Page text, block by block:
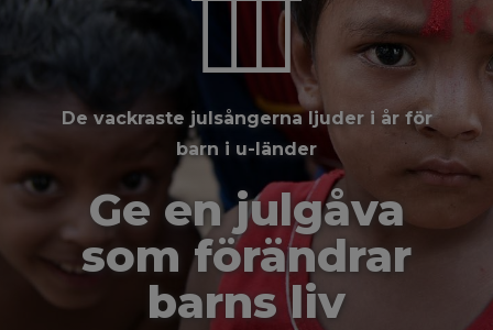
De vackraste julsångerna ljuder i år för
barn i u-länder
Ge en julgåva
som förändrar
barns liv